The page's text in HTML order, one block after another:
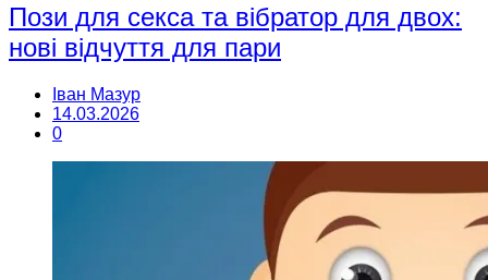
Пози для секса та вібратор для двох:
нові відчуття для пари
Іван Мазур
14.03.2026
0